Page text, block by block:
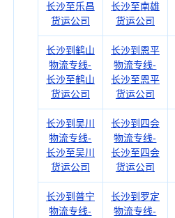
长沙至乐昌
货运公司
长沙至南雄
货运公司
长沙到鹤山
物流专线-
长沙至鹤山
货运公司
长沙到恩平
物流专线-
长沙至恩平
货运公司
长沙到吴川
物流专线-
长沙至吴川
货运公司
长沙到四会
物流专线-
长沙至四会
货运公司
长沙到普宁
物流专线-
长沙到罗定
物流专线-